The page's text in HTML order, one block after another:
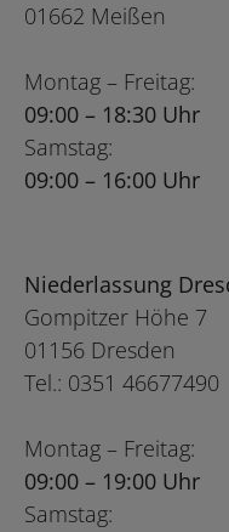
01662 Meißen
Montag – Freitag:
09:00 – 18:30 Uhr
Samstag:
09:00 – 16:00 Uhr
Niederlassung
Gompitzer Höhe 7
01156 Dresden
Tel.: 0351 46677490
Montag – Freitag:
09:00 – 19:00 Uhr
Samstag: